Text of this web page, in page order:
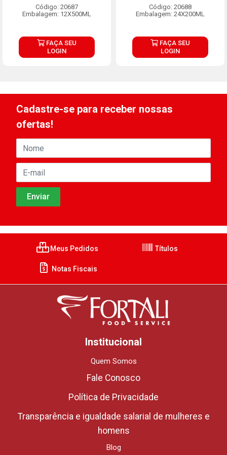
Código: 20687
Embalagem: 12X500ML
FAÇA SEU
LOGIN
Código: 20688
Embalagem: 24X200ML
FAÇA SEU
LOGIN
Cadastre-se para receber nossas
ofertas!
Meus Pedidos Títulos
Notas Fiscais
Institucional
Quem Somos
Fale Conosco
Política de Privacidade
Transparência e igualdade salarial de mulheres e
homens
Blog